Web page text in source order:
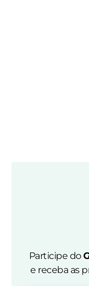
Participe do
e receba as